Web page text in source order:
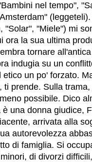
nel tempo",
"Solar", "Miele") mi
ora la sua ultima
tornare
indugia su un
etico un po' forzato.
ti prende. Sulla
possibile. Dico
è una donna giudice,
arrivata alla
autorevolezza
di famiglia. Si
di divorzi